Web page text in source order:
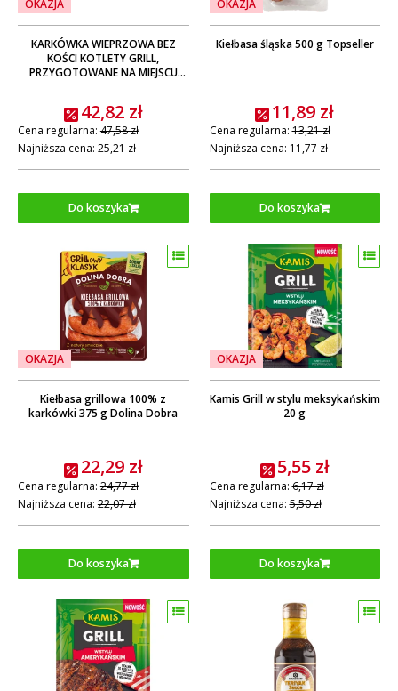
OKAZJA
KARKÓWKA WIEPRZOWA BEZ
KOŚCI KOTLETY GRILL,
PRZYGOTOWANE NA MIEJSCU
42,82 zł
Cena regularna: 47,58 zł
Najniższa cena: 25,21 zł
Do koszyka
OKAZJA
Kiełbasa śląska 500 g Topseller
11,89 zł
Cena regularna: 13,21 zł
Najniższa cena: 11,77 zł
Do koszyka
OKAZJA
Kiełbasa grillowa 100% z
karkówki 375 g Dolina Dobra
22,29 zł
Cena regularna: 24,77 zł
Najniższa cena: 22,07 zł
Do koszyka
OKAZJA
Kamis Grill w stylu meksykańskim
20 g
5,55 zł
Cena regularna: 6,17 zł
Najniższa cena: 5,50 zł
Do koszyka